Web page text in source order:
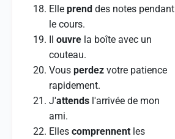
Elle prend des notes pendant
le cours.
Il ouvre la boîte avec un
couteau.
Vous perdez votre patience
rapidement.
J'attends l'arrivée de mon
ami.
Elles comprennent les